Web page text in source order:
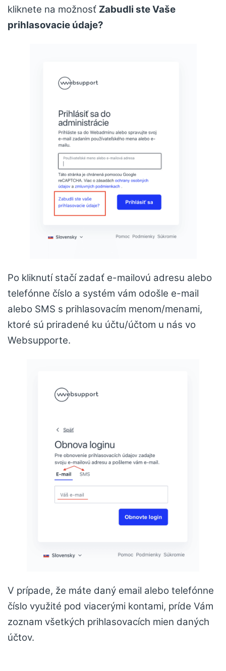
kliknete na možnosť Zabudli ste Vaše
prihlasovacie údaje?
Po kliknutí stačí zadať e-mailovú adresu alebo
telefónne číslo a systém vám odošle e-mail
alebo SMS s prihlasovacím menom/menami,
ktoré sú priradené ku účtu/účtom u nás vo
Websupporte.
V prípade, že máte daný email alebo telefónne
číslo využité pod viacerými kontami, príde Vám
zoznam všetkých prihlasovacích mien daných
účtov.